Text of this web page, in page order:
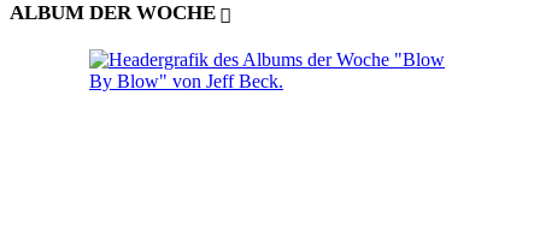
ALBUM DER WOCHE